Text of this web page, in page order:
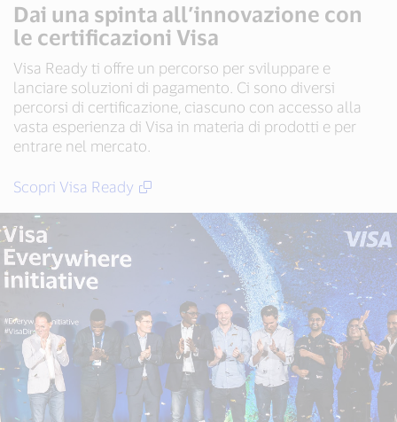
Dai una spinta all’innovazione con
le certificazioni Visa
Visa Ready ti offre un percorso per sviluppare e
lanciare soluzioni di pagamento. Ci sono diversi
percorsi di certificazione, ciascuno con accesso alla
vasta esperienza di Visa in materia di prodotti e per
entrare nel mercato.
Scopri Visa Ready